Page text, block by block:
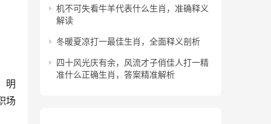
明
场
机不可失看牛羊代表什么生肖，准确释义
解读
冬暖夏凉打一最佳生肖，全面释义剖析
四十风光庆有余，风流才子俏佳人打一精
准什么正确生肖，答案精准解析